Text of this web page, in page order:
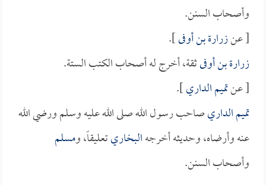
وأصحاب السنن.
[ عنزرارة بن أوفى].
زرارة بن أوفىثقة، أخرج له أصحاب الكتب الستة.
[ عنتميم الداري].
تميم الداريصاحب رسول الله صلى الله عليه وسلم ورضي الله
عنه وأرضاه، وحديثه أخرجهالبخاريتعليقاً، ومسلم
وأصحاب السنن.